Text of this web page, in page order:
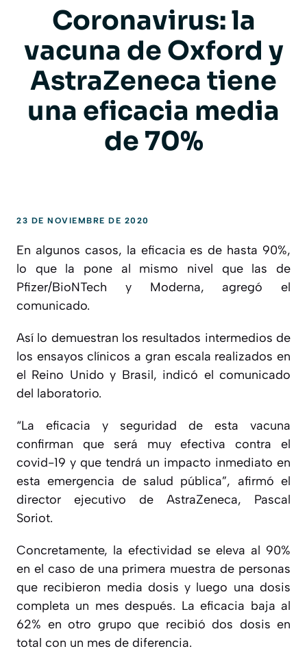
Coronavirus: la
vacuna de Oxford y
AstraZeneca tiene
una eficacia media
de 70%
23 DE NOVIEMBRE DE 2020
En algunos casos, la eficacia es de hasta 90%,
lo que la pone al mismo nivel que las de
Pfizer/BioNTech y Moderna, agregó el
comunicado.
Así lo demuestran los resultados intermedios de
los ensayos clínicos a gran escala realizados en
el Reino Unido y Brasil, indicó el comunicado
del laboratorio.
“La eficacia y seguridad de esta vacuna
confirman que será muy efectiva contra el
covid-19 y que tendrá un impacto inmediato en
esta emergencia de salud pública”, afirmó el
director ejecutivo de AstraZeneca, Pascal
Soriot.
Concretamente, la efectividad se eleva al 90%
en el caso de una primera muestra de personas
que recibieron media dosis y luego una dosis
completa un mes después. La eficacia baja al
62% en otro grupo que recibió dos dosis en
total con un mes de diferencia.